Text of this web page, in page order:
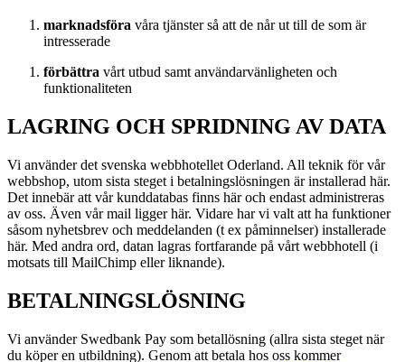
marknadsföra våra tjänster så att de når ut till de som är
intresserade
förbättra vårt utbud samt användarvänligheten och
funktionaliteten
LAGRING OCH SPRIDNING AV DATA
Vi använder det svenska webbhotellet Oderland. All teknik för vår
webbshop, utom sista steget i betalningslösningen är installerad här.
Det innebär att vår kunddatabas finns här och endast administreras
av oss. Även vår mail ligger här. Vidare har vi valt att ha funktioner
såsom nyhetsbrev och meddelanden (t ex påminnelser) installerade
här. Med andra ord, datan lagras fortfarande på vårt webbhotell (i
motsats till MailChimp eller liknande).
BETALNINGSLÖSNING
Vi använder Swedbank Pay som betallösning (allra sista steget när
du köper en utbildning). Genom att betala hos oss kommer